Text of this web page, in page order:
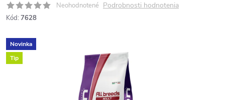
Neohodnotené Podrobnosti hodnotenia
Kód: 7628
Novinka
Tip